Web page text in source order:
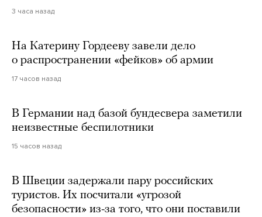
3 часа назад
На Катерину Гордееву завели дело
о распространении «фейков» об армии
17 часов назад
В Германии над базой бундесвера заметили
неизвестные беспилотники
15 часов назад
В Швеции задержали пару российских
туристов. Их посчитали «угрозой
безопасности» из-за того, что они поставили